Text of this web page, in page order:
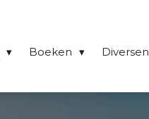
Boeken Diversen